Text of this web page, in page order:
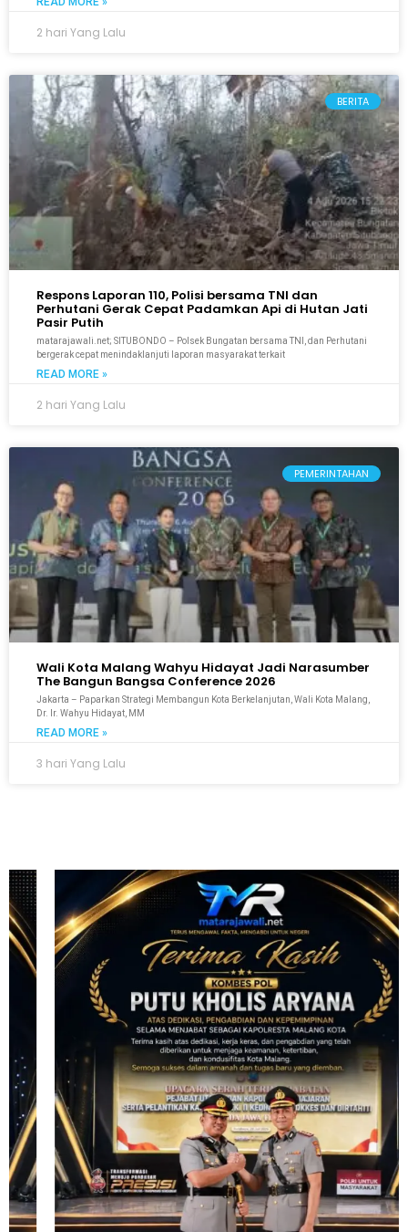
2 hari Yang Lalu
BERITA
Respons Laporan 110, Polisi bersama TNI dan
Perhutani Gerak Cepat Padamkan Api di Hutan Jati
Pasir Putih
matarajawali.net; SITUBONDO – Polsek Bungatan bersama TNI, dan Perhutani
bergerak cepat menindaklanjuti laporan masyarakat terkait
READ MORE »
2 hari Yang Lalu
PEMERINTAHAN
Wali Kota Malang Wahyu Hidayat Jadi Narasumber
The Bangun Bangsa Conference 2026
Jakarta – Paparkan Strategi Membangun Kota Berkelanjutan, Wali Kota Malang,
Dr. Ir. Wahyu Hidayat, MM
READ MORE »
3 hari Yang Lalu